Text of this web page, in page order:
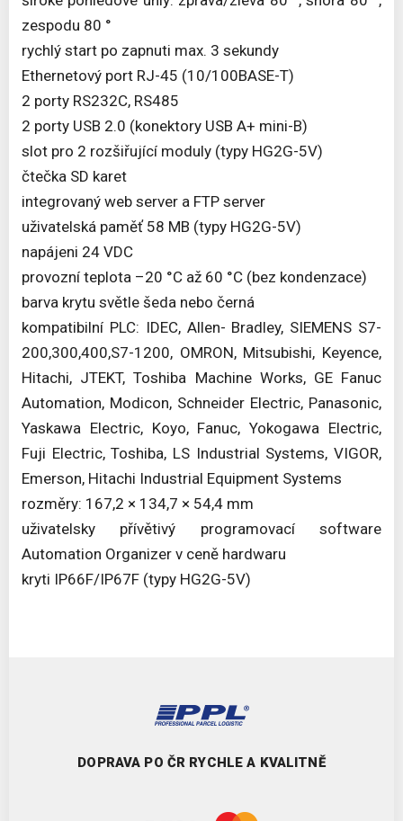
zespodu 80 °
rychlý start po zapnuti max. 3 sekundy
Ethernetový port RJ-45 (10/100BASE-T)
2 porty RS232C, RS485
2 porty USB 2.0 (konektory USB A+ mini-B)
slot pro 2 rozšiřující moduly (typy HG2G-5V)
čtečka SD karet
integrovaný web server a FTP server
uživatelská paměť 58 MB (typy HG2G-5V)
napájeni 24 VDC
provozní teplota –20 °C až 60 °C (bez kondenzace)
barva krytu světle šeda nebo černá
kompatibilní PLC: IDEC, Allen- Bradley, SIEMENS S7-
200,300,400,S7-1200, OMRON, Mitsubishi, Keyence,
Hitachi, JTEKT, Toshiba Machine Works, GE Fanuc
Automation, Modicon, Schneider Electric, Panasonic,
Yaskawa Electric, Koyo, Fanuc, Yokogawa Electric,
Fuji Electric, Toshiba, LS Industrial Systems, VIGOR,
Emerson, Hitachi Industrial Equipment Systems
rozměry: 167,2 × 134,7 × 54,4 mm
uživatelsky přívětivý programovací software
Automation Organizer v ceně hardwaru
kryti IP66F/IP67F (typy HG2G-5V)
DOPRAVA PO ČR RYCHLE A KVALITNĚ